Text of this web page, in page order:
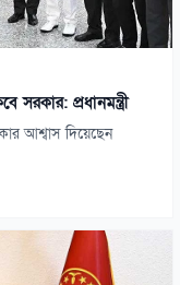
সরকার: প্রধানমন্ত্রী
আশ্বাস দিয়েছেন